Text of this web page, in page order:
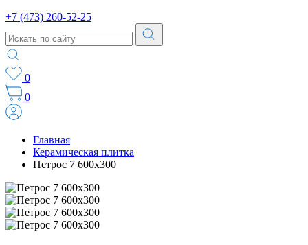
+7 (473) 260-52-25
0
0
Главная
Керамическая плитка
Петрос 7 600х300